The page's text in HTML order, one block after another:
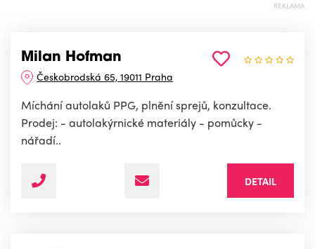
REKLAMA
Milan Hofman
Českobrodská 65, 19011 Praha
Míchání autolaků PPG, plnění sprejů, konzultace.
Prodej: - autolakýrnické materiály - pomůcky -
nářadí..
DETAIL